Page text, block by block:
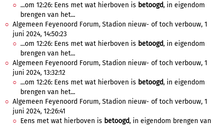
...om 12:26: Eens met wat hierboven is betoogd, in eigendom
brengen van het...
Algemeen Feyenoord Forum, Stadion nieuw- of toch verbouw, 1
juni 2024, 14:50:23
...om 12:26: Eens met wat hierboven is betoogd, in eigendom
brengen van het...
Algemeen Feyenoord Forum, Stadion nieuw- of toch verbouw, 1
juni 2024, 13:32:12
...om 12:26: Eens met wat hierboven is betoogd, in eigendom
brengen van het...
Algemeen Feyenoord Forum, Stadion nieuw- of toch verbouw, 1
juni 2024, 12:26:41
Eens met wat hierboven is betoogd, in eigendom brengen van